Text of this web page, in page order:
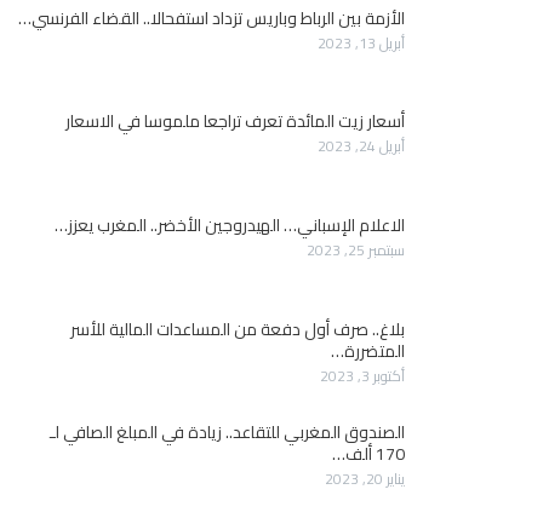
الأزمة بين الرباط وباريس تزداد استفحالا.. القضاء الفرنسي…
أبريل 13, 2023
أسعار زيت المائدة تعرف تراجعا ملموسا في الاسعار
أبريل 24, 2023
الاعلام الإسباني… الهيدروجين الأخضر.. المغرب يعزز…
سبتمبر 25, 2023
بلاغ.. صرف أول دفعة من المساعدات المالية للأسر
المتضررة…
أكتوبر 3, 2023
الصندوق المغربي للتقاعد.. زيادة في المبلغ الصافي لـ
170 ألف…
يناير 20, 2023